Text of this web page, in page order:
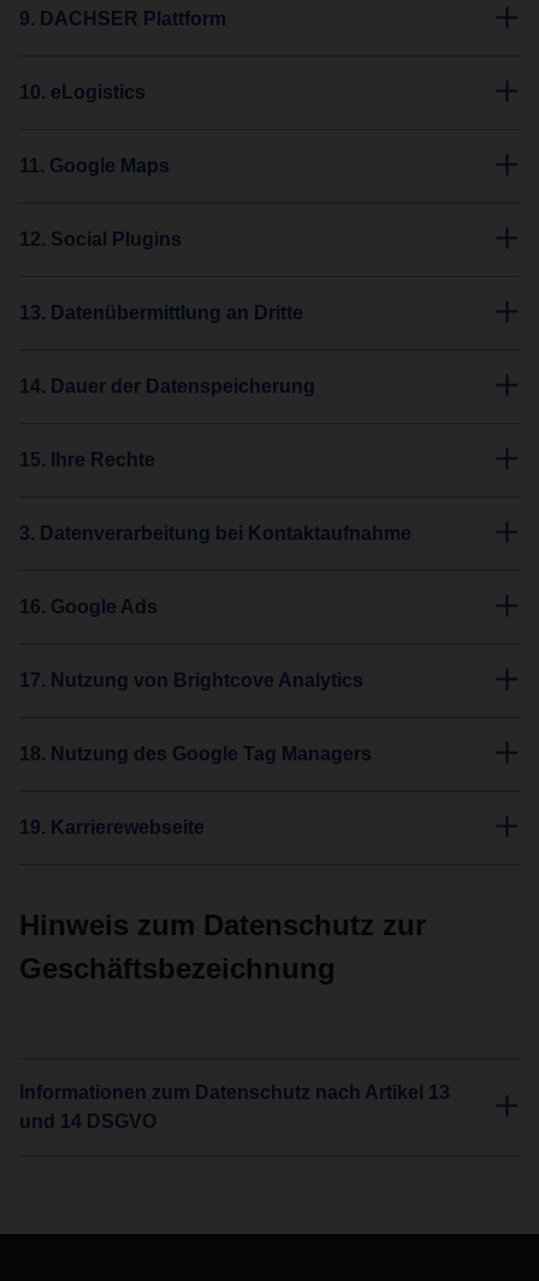
9. DACHSER Plattform
10. eLogistics
11. Google Maps
12. Social Plugins
13. Datenübermittlung an Dritte
14. Dauer der Datenspeicherung
15. Ihre Rechte
3. Datenverarbeitung bei Kontaktaufnahme
16. Google Ads
17. Nutzung von Brightcove Analytics
18. Nutzung des Google Tag Managers
19. Karrierewebseite
Hinweis zum Datenschutz zur
Geschäftsbezeichnung
Informationen zum Datenschutz nach Artikel 13
und 14 DSGVO